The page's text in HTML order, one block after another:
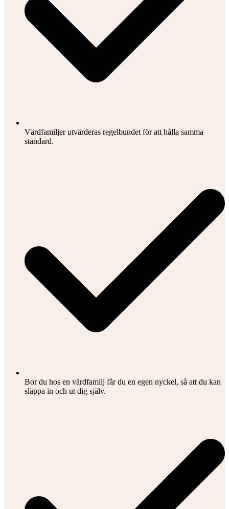
Värdfamiljer utvärderas regelbundet för att hålla samma
standard.
Bor du hos en värdfamilj får du en egen nyckel, så att du kan
släppa in och ut dig själv.